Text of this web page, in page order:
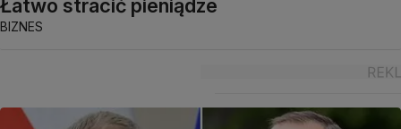
Łatwo stracić pieniądze
BIZNES